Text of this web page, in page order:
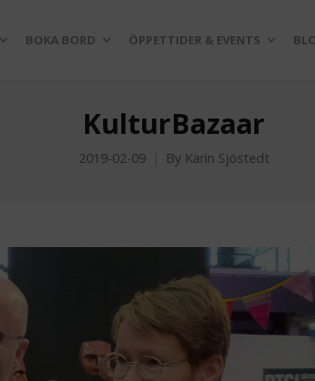
BOKA BORD ÖPPETTIDER & EVENTS
KulturBazaar
2019-02-09 By Karin Sjöstedt